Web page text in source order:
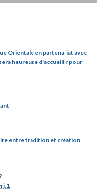
Orientale en partenariat avec
heureuse d'accueillir pour
entre tradition et création